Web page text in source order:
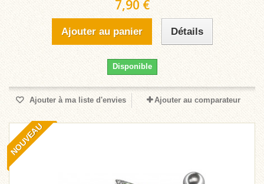
7,90 €
Ajouter au panier Détails
Disponible
Ajouter à ma liste d'envies Ajouter au comparateur
NOUVEAU